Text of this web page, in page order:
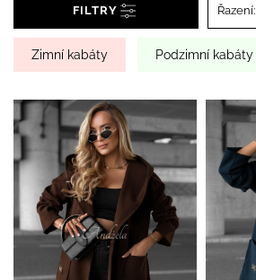
FILTRY Řazení:
Zimní kabáty Podzimní kabáty